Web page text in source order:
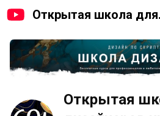
Открытая школа для
Открытая